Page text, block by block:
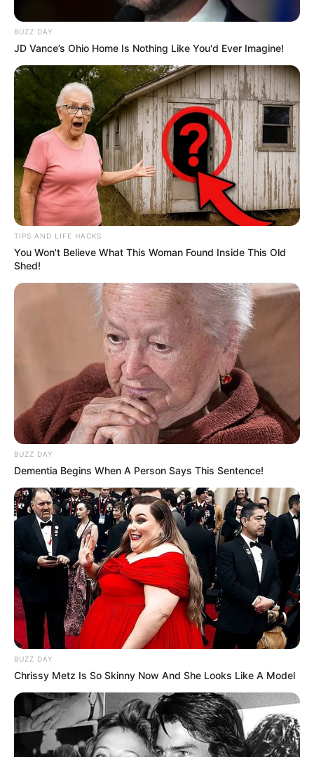
BUZZ DAY
JD Vance’s Ohio Home Is Nothing Like You'd Ever Imagine!
TIPS AND LIFE HACKS
You Won't Believe What This Woman Found Inside This Old
Shed!
BUZZ DAY
Dementia Begins When A Person Says This Sentence!
BUZZ DAY
Chrissy Metz Is So Skinny Now And She Looks Like A Model